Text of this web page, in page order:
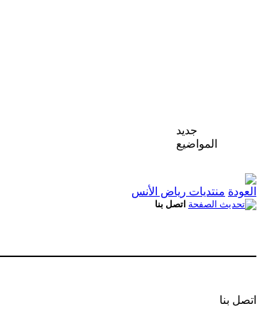
جديد
المواضيع
منتديات رياض الأنس
اتصل بنا
اتصل بنا